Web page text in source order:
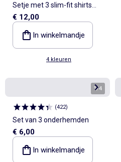
Setje met 3 slim-fit shirts
met korte mouw
€ 12,00
In winkelmandje
4 kleuren
1/4
(422)
Set van 3 onderhemden
€ 6,00
In winkelmandje